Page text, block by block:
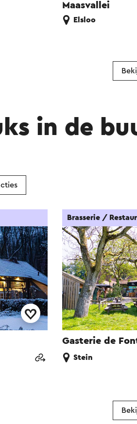
Maasvallei
Elsloo
in de
Gasterie de
Brasserie /
Stein